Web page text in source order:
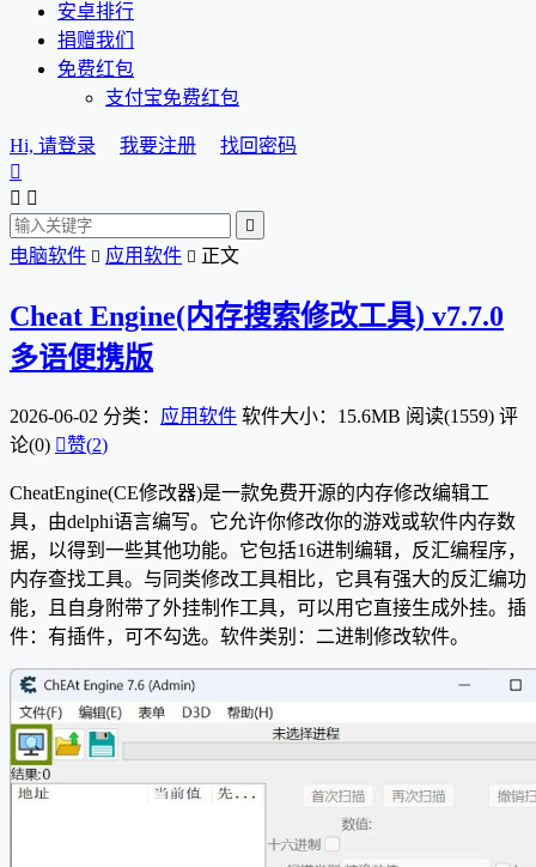
安卓排行
捐赠我们
免费红包
支付宝免费红包
Hi, 请登录 我要注册
找回密码

 

电脑软件  应用软件  正文
Cheat Engine(内存搜索修改工具) v7.7.0
多语便携版
2026-06-02 分类： 应用软件 软件大小：15.6MB 阅读(1559) 评
论(0) 赞(2)
CheatEngine(CE修改器)是一款免费开源的内存修改编辑工
具，由delphi语言编写。它允许你修改你的游戏或软件内存数
据，以得到一些其他功能。它包括16进制编辑，反汇编程序，
内存查找工具。与同类修改工具相比，它具有强大的反汇编功
能，且自身附带了外挂制作工具，可以用它直接生成外挂。插
件：有插件，可不勾选。软件类别：二进制修改软件。